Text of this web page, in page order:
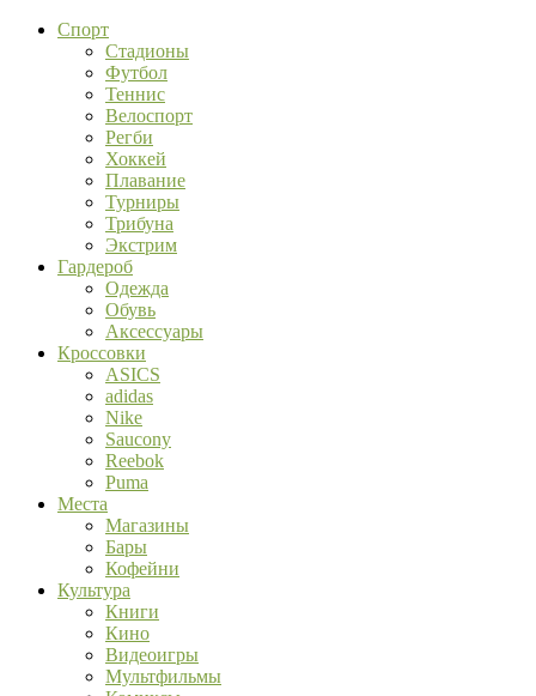
Спорт
Стадионы
Футбол
Теннис
Велоспорт
Регби
Хоккей
Плавание
Турниры
Трибуна
Экстрим
Гардероб
Одежда
Обувь
Аксессуары
Кроссовки
ASICS
adidas
Nike
Saucony
Reebok
Puma
Места
Магазины
Бары
Кофейни
Культура
Книги
Кино
Видеоигры
Мультфильмы